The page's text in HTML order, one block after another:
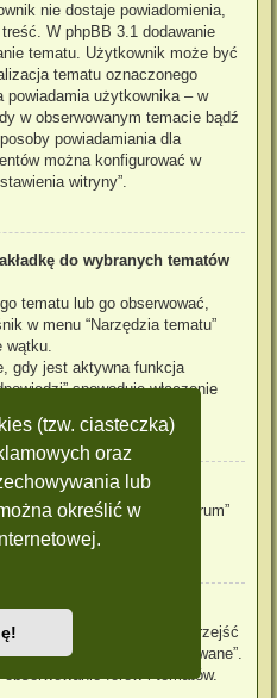
(tzw. ciasteczka)
oraz
lub
określić w
nie dostaje powiadomienia,
W phpBB 3.1 dodawanie
tematu. Użytkownik może być
tematu oznaczonego
powiadamia użytkownika – w
w obserwowanym temacie bądź
powiadamiania dla
można konfigurować w
witryny”.
do wybranych tematów
tematu lub go obserwować,
w menu “Narzędzia tematu”
wątku.
gdy jest aktywna funkcja
spowoduje włączenie
kliknąć „Obserwuj forum”
forum, tematu?
forum, tematu, należy przejść
do karty “Obserwowane”.
forów i tematów.